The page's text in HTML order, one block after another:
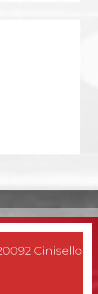
Cinisello